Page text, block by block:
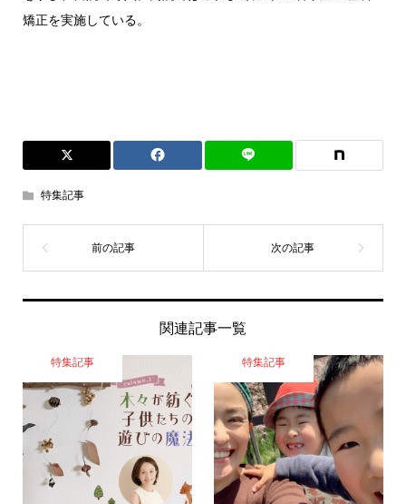
矯正を実施している。
特集記事
関連記事一覧
特集記事 特集記事